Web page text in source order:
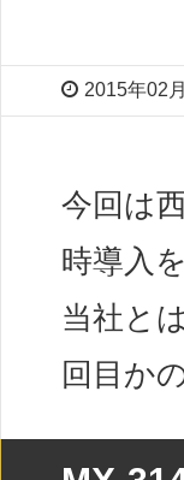
2015年02
今回は
時導入
当社と
回目か